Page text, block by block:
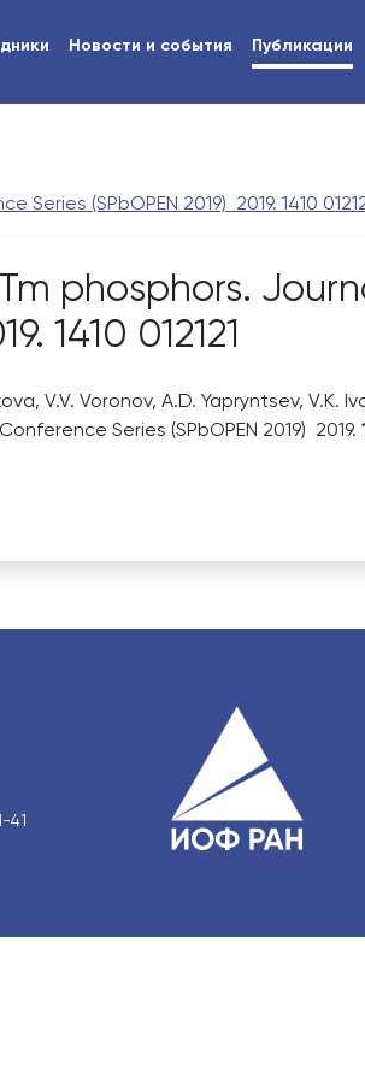
Новости и события Публикации
(SPbOPEN 2019) 2019. 1410
phosphors.
1410 012121
V.V. Voronov, A.D. Yapryntsev, V.K.
Series (SPbOPEN 2019) 2019.
41